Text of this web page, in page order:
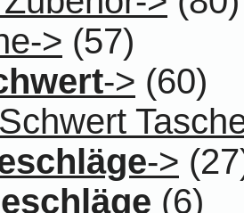
> (57)
-> (60)
->
(6)